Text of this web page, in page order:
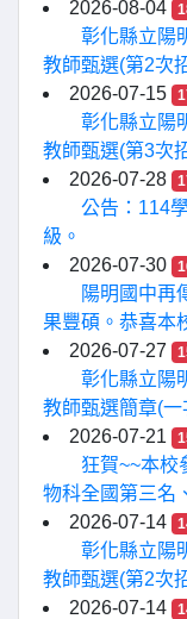
2026-08-04
彰化縣立陽
教師甄選(第2次
2026-07-15
彰化縣立陽
教師甄選(第3次
2026-07-28
公告：114
級。
2026-07-30
陽明國中再
果豐碩。恭喜本
2026-07-27
彰化縣立陽
教師甄選簡章(一
2026-07-21
狂賀~~本校
物科全國第三名
2026-07-14
彰化縣立陽
教師甄選(第2次
2026-07-14